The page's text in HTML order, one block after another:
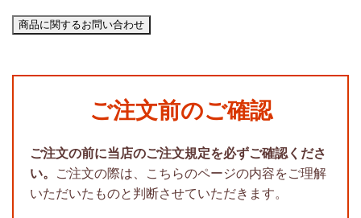
ご注文前のご確認
ご注文の前に当店のご注文規定を必ずご確認くださ
い。 ご注文の際は、こちらのページの内容をご理解
いただいたものと判断させていただきます。